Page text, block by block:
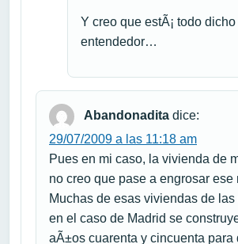
Y creo que estÃ¡ todo
entendedor…
Abandonadita dice:
29/07/2009 a las 11:18 am
Pues en mi caso, la vivienda de
no creo que pase a engrosar ese
Muchas de esas viviendas de
en el caso de Madrid se
aÃ±os cuarenta y cincuenta para